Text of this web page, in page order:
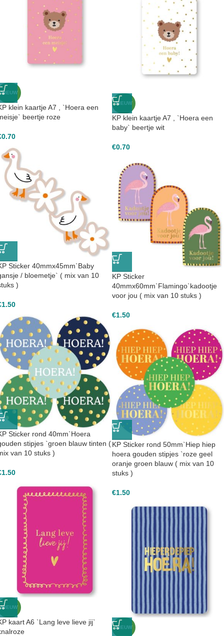
NIEUW
klein kaartje A7 , `Hoera een
beertje roze
0.70
NIEUW
KP klein kaartje A7 , `Hoera een
baby` beertje wit
€0.70
Sticker 40mmx45mm`Baby
/ bloemetje` ( mix van 10
)
1.50
KP Sticker
40mmx60mm`Flamingo`kadootje
voor jou ( mix van 10 stuks )
€1.50
Sticker rond 40mm`Hoera
stipjes `groen blauw tinten (
van 10 stuks )
1.50
KP Sticker rond 50mm`Hiep hiep
hoera gouden stipjes `roze geel
oranje groen blauw ( mix van 10
stuks )
€1.50
NIEUW
kaart A6 `Lang leve lieve jij`
NIEUW